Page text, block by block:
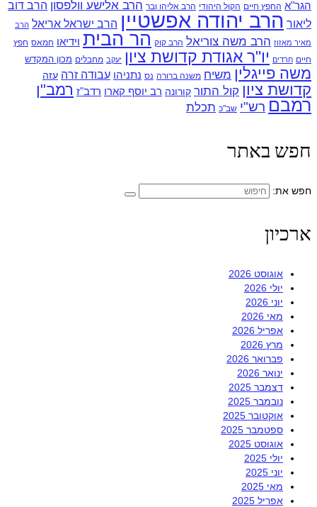
הגר"א החפץ חיים הקול היהודי הרב אליהו ובר הרב אלישע וולפסון הרב דוב
ליאור הרב יהודה אפשטיין הרב ישראל אריאל הרב
מאיר מאזוז הרב משה צוריאל הרב קוק הר הבית וידיאו חמאס חפץ
חיים חרדים יו"ר אגודת קדושת ציון יעקב מחבלים מכון המקדש
משה פייגלין משיח משנה ברורה נס נתניהו עבודה זרה עזה
קדושת ציון קול התור קורונה רב יוסף קארו רדב"ז רמב"ן
רמבם רש"י שב"כ תכלת
חפש באתר
חפש את:
ארכיון
אוגוסט 2026
יולי 2026
יוני 2026
מאי 2026
אפריל 2026
מרץ 2026
פברואר 2026
ינואר 2026
דצמבר 2025
נובמבר 2025
אוקטובר 2025
ספטמבר 2025
אוגוסט 2025
יולי 2025
יוני 2025
מאי 2025
אפריל 2025